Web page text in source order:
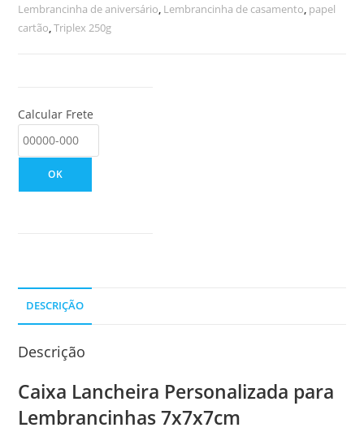
Lembrancinha de aniversário, Lembrancinha de casamento, papel
cartão,Triplex 250g
Calcular Frete
OK
DESCRIÇÃO
Descrição
Caixa Lancheira Personalizada para
Lembrancinhas 7x7x7cm